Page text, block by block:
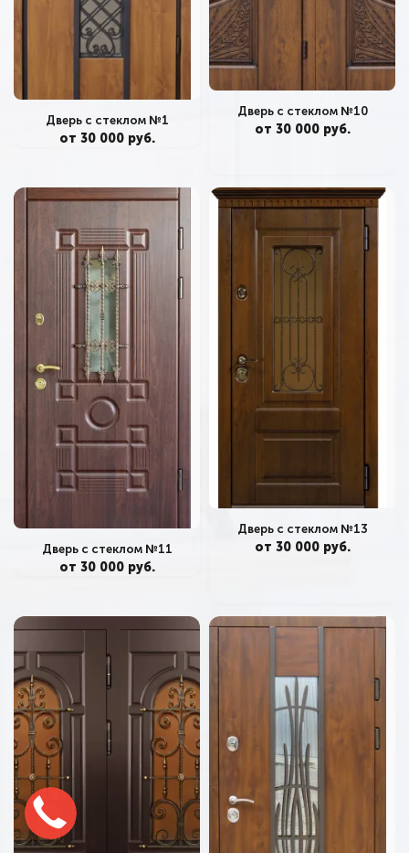
Дверь с стеклом №1
от 30 000 руб.
Дверь с стеклом №10
от 30 000 руб.
Дверь с стеклом №11
от 30 000 руб.
Дверь с стеклом №13
от 30 000 руб.